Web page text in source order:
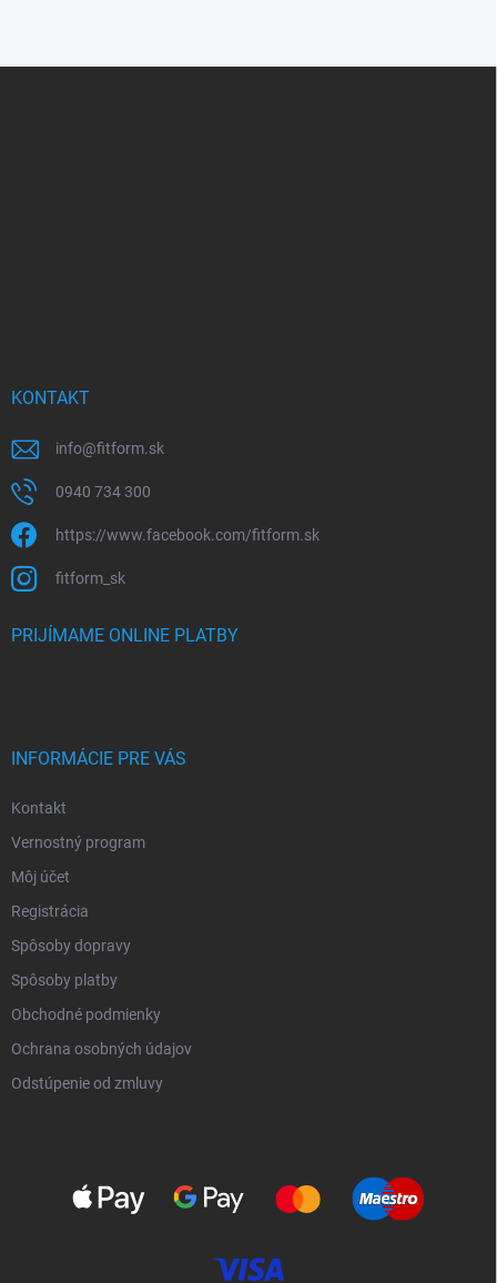
KONTAKT
info@fitform.sk
0940 734 300
https://www.facebook.com/fitform.sk
fitform_sk
PRIJÍMAME ONLINE PLATBY
INFORMÁCIE PRE VÁS
Kontakt
Vernostný program
Môj účet
Registrácia
Spôsoby dopravy
Spôsoby platby
Obchodné podmienky
Ochrana osobných údajov
Odstúpenie od zmluvy